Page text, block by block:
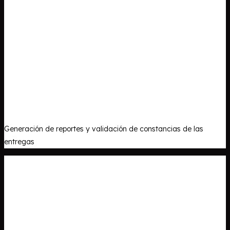
Generación de reportes y validación de constancias de las
entregas